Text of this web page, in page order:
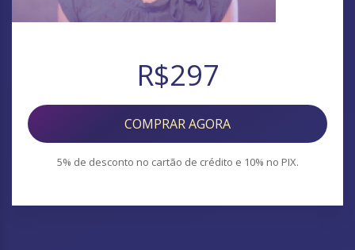
R$297
COMPRAR AGORA